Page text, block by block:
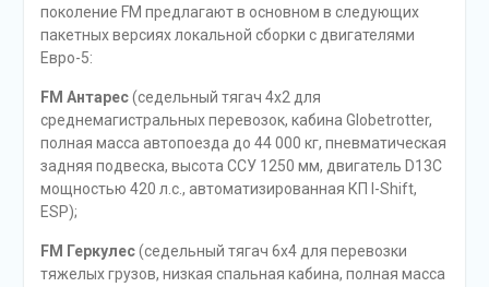
поколение FM предлагают в основном в следующих
пакетных версиях локальной сборки с двигателями
Евро-5:
FM Антарес(седельный тягач 4х2 для
среднемагистральных перевозок, кабина Globetrotter,
полная масса автопоезда до 44 000 кг, пневматическая
задняя подвеска, высота ССУ 1250 мм, двигатель D13C
мощностью 420 л.с., автоматизированная КП I-Shift,
ESP);
FM Геркулес(седельный тягач 6х4 для перевозки
тяжелых грузов, низкая спальная кабина, полная масса